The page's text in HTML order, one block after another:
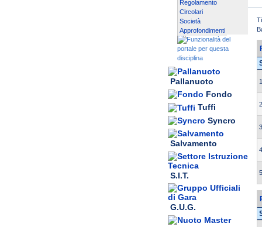
Regolamento
Circolari
Società
Approfondimenti
Pallanuoto
Fondo
Tuffi
Syncro
Salvamento
S.I.T.
G.U.G.